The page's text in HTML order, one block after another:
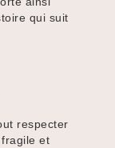
qui suit
respecter
et